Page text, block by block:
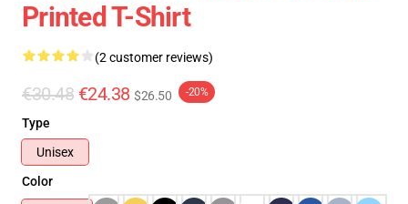
Printed T-Shirt
(2 customer reviews)
€30.48 €24.38 $26.50 -20%
Type
Unisex
Color